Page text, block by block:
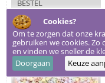
BESTEL
Cookies?
Om te zorgen dat onze
gebruiken we cookies.
en vinden we sneller de
Doorgaan
Keuze